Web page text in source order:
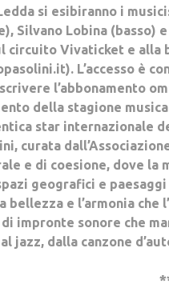
si esibiranno i
Silvano Lobina
circuito Vivaticket e alla
L’accesso è
l’abbonamento
della stagione
star internazionale
curata
e di coesione, dove la
geografici e
e l’armonia che
di impronte sonore che
jazz, dalla canzone